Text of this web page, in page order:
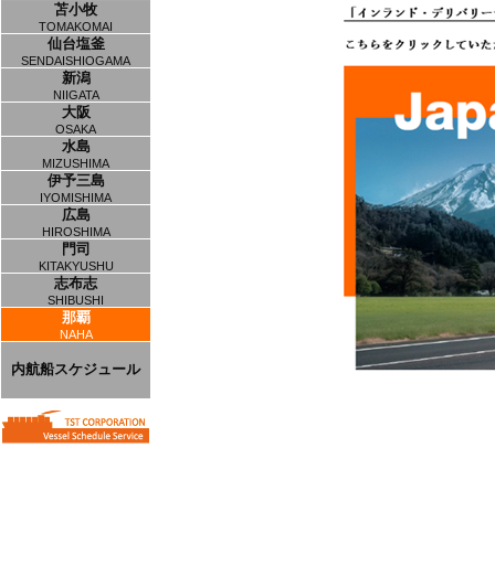
苫小牧
TOMAKOMAI
仙台塩釜
SENDAISHIOGAMA
新潟
NIIGATA
大阪
OSAKA
水島
MIZUSHIMA
伊予三島
IYOMISHIMA
広島
HIROSHIMA
門司
KITAKYUSHU
志布志
SHIBUSHI
那覇
NAHA
内航船スケジュール